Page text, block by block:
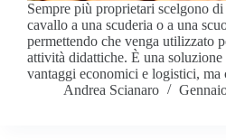
Sempre più proprietari scelgono
cavallo a una scuderia o a una
permettendo che venga utilizzato
attività didattiche. È una soluzione
vantaggi economici e logistici,
Andrea Scianaro